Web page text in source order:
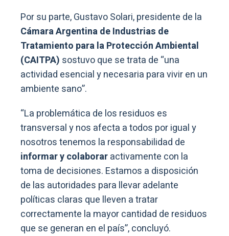
Por su parte, Gustavo Solari, presidente de la
Cámara Argentina de Industrias de
Tratamiento para la Protección Ambiental
(CAITPA) sostuvo que se trata de “una
actividad esencial y necesaria para vivir en un
ambiente sano”.
“La problemática de los residuos es
transversal y nos afecta a todos por igual y
nosotros tenemos la responsabilidad de
informar y colaboraractivamente con la
toma de decisiones. Estamos a disposición
de las autoridades para llevar adelante
políticas claras que lleven a tratar
correctamente la mayor cantidad de residuos
que se generan en el país”, concluyó.